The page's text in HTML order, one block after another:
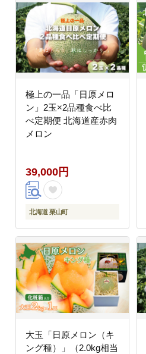
極上の一品「日原メロ
ン」2玉×2品種食べ比
べ定期便 北海道産赤肉
メロン
39,000円
北海道 栗山町
大玉「日原メロン（キ
ング種）」（2.0kg相当